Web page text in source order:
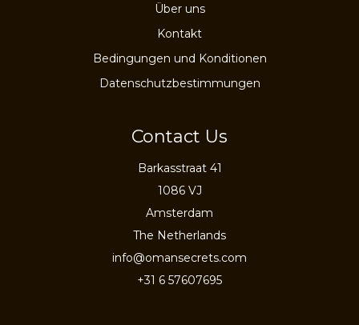
Über uns
Kontakt
Bedingungen und Konditionen
Datenschutzbestimmungen
Contact Us
Barkasstraat 41
1086 VJ
Amsterdam
The Netherlands
info@omansecrets.com
+31 6 57607695